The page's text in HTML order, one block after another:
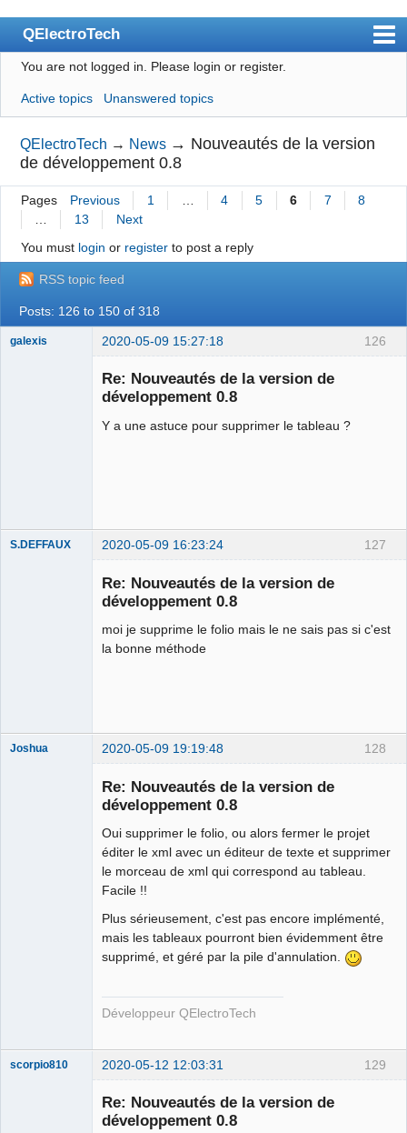
QElectroTech
Index
User list
Search
Register
Login
Wiki
BugTracker
Videos
Manual 0.8_cs
You are not logged in. Please login or register.
Active topics Unanswered topics
QElectroTech → News → Nouveautés de la version
de développement 0.8
Pages Previous 1 4 5 6 7
8
13
Next
You must login or registerto post a reply
RSS topic feed
Posts: 126 to 150 of 318
126
galexis 2020-05-09 15:27:18
Re: Nouveautés de la version de
développement 0.8
Y a une astuce pour supprimer le tableau ?
127
S.DEFFAUX 2020-05-09 16:23:24
Re: Nouveautés de la version de
développement 0.8
moi je supprime le folio mais le ne sais pas si c'est
la bonne méthode
128
Joshua 2020-05-09 19:19:48
Re: Nouveautés de la version de
développement 0.8
Oui supprimer le folio, ou alors fermer le projet
éditer le xml avec un éditeur de texte et supprimer
le morceau de xml qui correspond au tableau.
Facile !!
Plus sérieusement, c'est pas encore implémenté,
mais les tableaux pourront bien évidemment être
supprimé, et géré par la pile d'annulation.
Développeur QElectroTech
129
scorpio810 2020-05-12 12:03:31
Re: Nouveautés de la version de
développement 0.8